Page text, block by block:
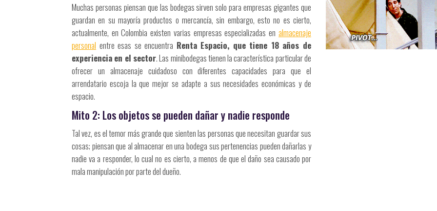
Muchas personas piensan que las bodegas sirven solo para empresas gigantes que
guardan en su mayoría productos o mercancía, sin embargo, esto no es cierto,
actualmente, en Colombia existen varias empresas especializadas en almacenaje
personal entre esas se encuentra Renta Espacio, que tiene 18 años de
experiencia en el sector. Las minibodegas tienen la característica particular de
ofrecer un almacenaje cuidadoso con diferentes capacidades para que el
arrendatario escoja la que mejor se adapte a sus necesidades económicas y de
espacio.
Mito 2: Los objetos se pueden dañar y nadie responde
Tal vez, es el temor más grande que sienten las personas que necesitan guardar sus
cosas; piensan que al almacenar en una bodega sus pertenencias pueden dañarlas y
nadie va a responder, lo cual no es cierto, a menos de que el daño sea causado por
mala manipulación por parte del dueño.